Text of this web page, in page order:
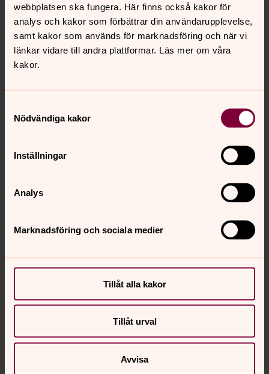
webbplatsen ska fungera. Här finns också kakor för
analys och kakor som förbättrar din användarupplevelse,
samt kakor som används för marknadsföring och när vi
länkar vidare till andra plattformar. Läs mer om våra
kakor.
Nödvändiga kakor
Inställningar
Analys
Marknadsföring och sociala medier
Tillåt alla kakor
Tillåt urval
Avvisa
hela pastoratet.
Om Härnösand
Härnösand är porten till Höga Kusten – en plats där hav,
skog, kultur och stad möts. Här finns närhet till naturen,
och balanserat vardagsliv. Avstånden är korta,
gemenskapen stark och naturupplevelserna stora.
Om tjänsten
Placeringsort: Härnösand, Västernorrlands län
Anställningsform
Anställningens omfattning
Publiceringsdatum
Löneform